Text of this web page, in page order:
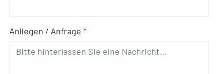
Anliegen / Anfrage*